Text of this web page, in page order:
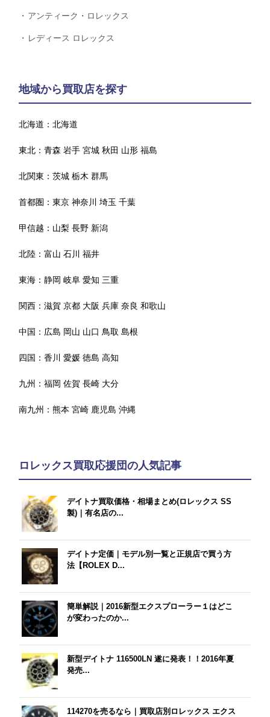
アンティーク・ロレックス
レディース ロレックス
地域から買取店を探す
北海道：北海道
東北：青森 岩手 宮城 秋田 山形 福島
北関東：茨城 栃木 群馬
首都圏：東京 神奈川 埼玉 千葉
甲信越： 山梨 長野 新潟
北陸：富山 石川 福井
東海：静岡 岐阜 愛知 三重
関西：滋賀 京都 大阪 兵庫 奈良 和歌山
中国： 広島 岡山 山口 鳥取 島根
四国：香川 愛媛 徳島 高知
九州：福岡 佐賀 長崎 大分
南九州：熊本 宮崎 鹿児島 沖縄
ロレックス買取応援団の人気記事
デイトナ買取価格・相場まとめ(ロレックス SS
製)｜有名店の...
デイトナ定価｜モデル別一覧と正規店で買う方
法【ROLEX D...
簡単解説｜2016新型エクスプローラー１はどこ
が変わったのか...
新型デイトナ 116500LN 遂に発表！！2016年夏
発売...
114270を売るなら｜買取店別ロレックス エクス